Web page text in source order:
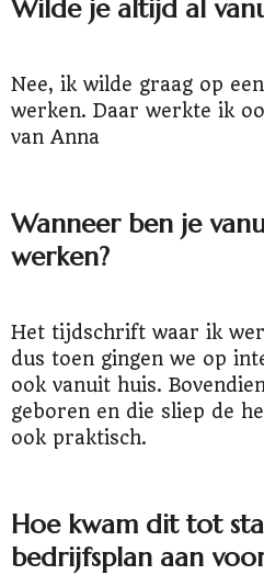
Wilde je altijd al
Nee, ik wilde graag op
werken. Daar werkte ik
van Anna
Wanneer ben je
werken?
Het tijdschrift waar ik
dus toen gingen we op
ook vanuit huis.
geboren en die sliep de
ook praktisch.
Hoe kwam dit tot
bedrijfsplan aan